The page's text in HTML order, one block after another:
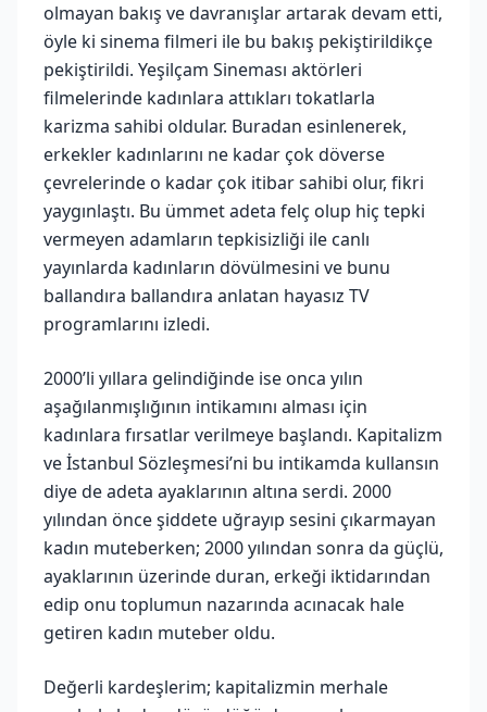
olmayan bakış ve davranışlar artarak devam etti,
öyle ki sinema filmeri ile bu bakış pekiştirildikçe
pekiştirildi. Yeşilçam Sineması aktörleri
filmelerinde kadınlara attıkları tokatlarla
karizma sahibi oldular. Buradan esinlenerek,
erkekler kadınlarını ne kadar çok döverse
çevrelerinde o kadar çok itibar sahibi olur, fikri
yaygınlaştı. Bu ümmet adeta felç olup hiç tepki
vermeyen adamların tepkisizliği ile canlı
yayınlarda kadınların dövülmesini ve bunu
ballandıra ballandıra anlatan hayasız TV
programlarını izledi.
2000’li yıllara gelindiğinde ise onca yılın
aşağılanmışlığının intikamını alması için
kadınlara fırsatlar verilmeye başlandı. Kapitalizm
ve İstanbul Sözleşmesi’ni bu intikamda kullansın
diye de adeta ayaklarının altına serdi. 2000
yılından önce şiddete uğrayıp sesini çıkarmayan
kadın muteberken; 2000 yılından sonra da güçlü,
ayaklarının üzerinde duran, erkeği iktidarından
edip onu toplumun nazarında acınacak hale
getiren kadın muteber oldu.
Değerli kardeşlerim; kapitalizmin merhale